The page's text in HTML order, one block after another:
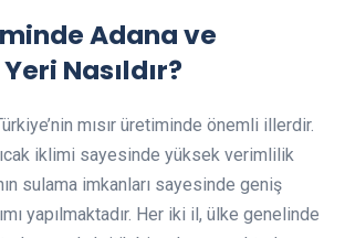
Adana ve
Nasıldır?
mısır üretiminde önemli illerdir.
iklimi sayesinde yüksek verimlilik
sulama imkanları sayesinde geniş
yapılmaktadır. Her iki il, ülke genelinde